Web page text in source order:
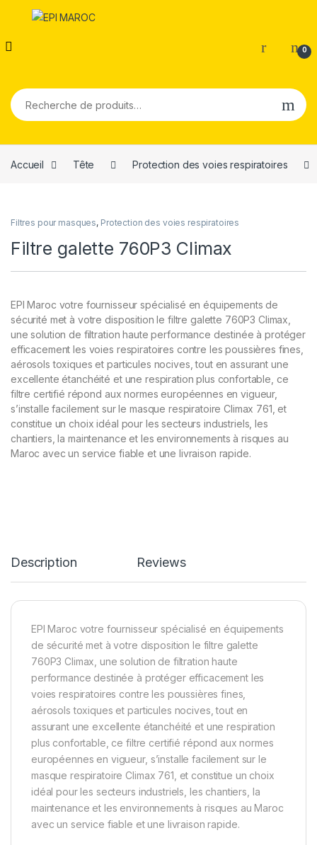
0
Recherche pour :
Accueil Tête Protection des voies respiratoires
Filtres pour masques, Protection des voies respiratoires
Filtre galette 760P3 Climax
EPI Maroc votre fournisseur spécialisé en équipements de
sécurité met à votre disposition le filtre galette 760P3 Climax,
une solution de filtration haute performance destinée à protéger
efficacement les voies respiratoires contre les poussières fines,
aérosols toxiques et particules nocives, tout en assurant une
excellente étanchéité et une respiration plus confortable, ce
filtre certifié répond aux normes européennes en vigueur,
s’installe facilement sur le masque respiratoire Climax 761, et
constitue un choix idéal pour les secteurs industriels, les
chantiers, la maintenance et les environnements à risques au
Maroc avec un service fiable et une livraison rapide.
Description Reviews
EPI Maroc votre fournisseur spécialisé en équipements
de sécurité met à votre disposition le filtre galette
760P3 Climax, une solution de filtration haute
performance destinée à protéger efficacement les
voies respiratoires contre les poussières fines,
aérosols toxiques et particules nocives, tout en
assurant une excellente étanchéité et une respiration
plus confortable, ce filtre certifié répond aux normes
européennes en vigueur, s’installe facilement sur le
masque respiratoire Climax 761, et constitue un choix
idéal pour les secteurs industriels, les chantiers, la
maintenance et les environnements à risques au Maroc
avec un service fiable et une livraison rapide.